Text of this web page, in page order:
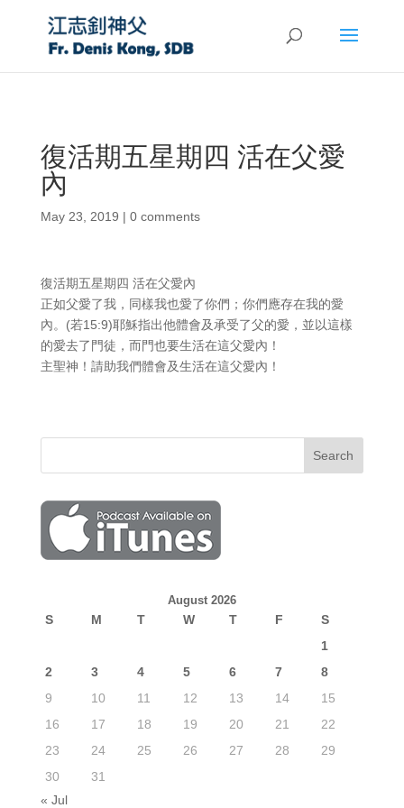
復活期五星期四 活在父愛
內
May 23, 2019 | 0 comments
復活期五星期四 活在父愛內
正如父愛了我，同樣我也愛了你們；你們應存在我的愛
內。(若15:9)耶穌指出他體會及承受了父的愛，並以這樣
的愛去了門徒，而門也要生活在這父愛內！
主聖神！請助我們體會及生活在這父愛內！
August 2026
S M T W T F
S
1
2
3 4 5 6 7
8
9
10 11 12 13 14
15
16
17 18 19 20 21
22
23
24 25 26 27 28
29
30
31
« Jul